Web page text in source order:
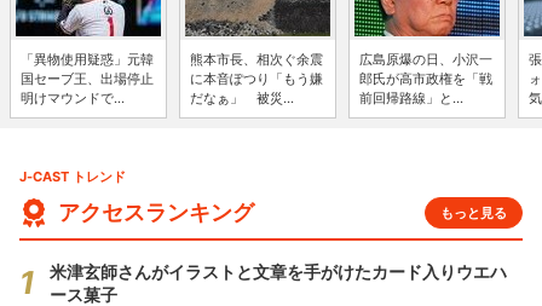
「異物使用疑惑」元韓
国セーブ王、出場停止
明けマウンドで...
熊本市長、相次ぐ余震
に本音ぽつり「もう嫌
だなぁ」 被災...
広島原爆の日、小沢一
郎氏が高市政権を「戦
前回帰路線」と...
J-CAST トレンド
アクセスランキング もっと見る
米津玄師さんがイラストと文章を手がけたカード入りウエハ
ース菓子